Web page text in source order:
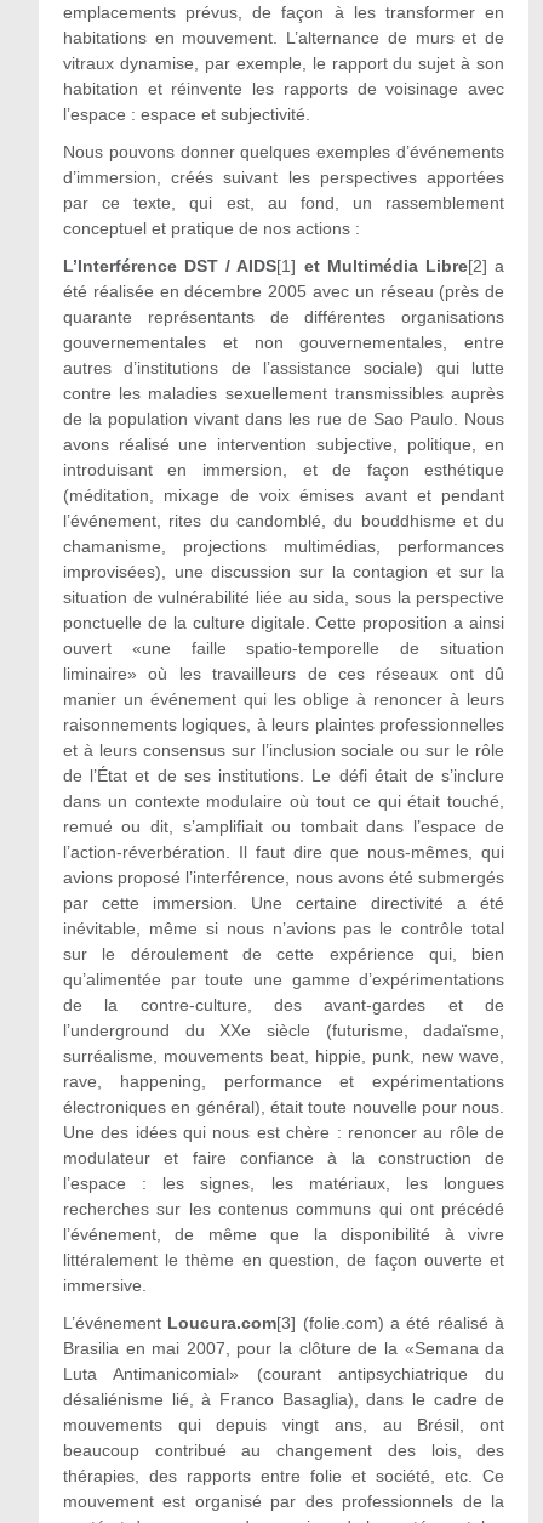
emplacements prévus, de façon à les transformer en
habitations en mouvement. L’alternance de murs et de
vitraux dynamise, par exemple, le rapport du sujet à son
habitation et réinvente les rapports de voisinage avec
l’espace : espace et subjectivité.
Nous pouvons donner quelques exemples d’événements
d’immersion, créés suivant les perspectives apportées
par ce texte, qui est, au fond, un rassemblement
conceptuel et pratique de nos actions :
L’Interférence DST / AIDS[1] et Multimédia Libre[2] a
été réalisée en décembre 2005 avec un réseau (près de
quarante représentants de différentes organisations
gouvernementales et non gouvernementales, entre
autres d’institutions de l’assistance sociale) qui lutte
contre les maladies sexuellement transmissibles auprès
de la population vivant dans les rue de Sao Paulo. Nous
avons réalisé une intervention subjective, politique, en
introduisant en immersion, et de façon esthétique
(méditation, mixage de voix émises avant et pendant
l’événement, rites du candomblé, du bouddhisme et du
chamanisme, projections multimédias, performances
improvisées), une discussion sur la contagion et sur la
situation de vulnérabilité liée au sida, sous la perspective
ponctuelle de la culture digitale. Cette proposition a ainsi
ouvert «une faille spatio-temporelle de situation
liminaire» où les travailleurs de ces réseaux ont dû
manier un événement qui les oblige à renoncer à leurs
raisonnements logiques, à leurs plaintes professionnelles
et à leurs consensus sur l’inclusion sociale ou sur le rôle
de l’État et de ses institutions. Le défi était de s’inclure
dans un contexte modulaire où tout ce qui était touché,
remué ou dit, s’amplifiait ou tombait dans l’espace de
l’action-réverbération. Il faut dire que nous-mêmes, qui
avions proposé l’interférence, nous avons été submergés
par cette immersion. Une certaine directivité a été
inévitable, même si nous n’avions pas le contrôle total
sur le déroulement de cette expérience qui, bien
qu’alimentée par toute une gamme d’expérimentations
de la contre-culture, des avant-gardes et de
l’underground du XXe siècle (futurisme, dadaïsme,
surréalisme, mouvements beat, hippie, punk, new wave,
rave, happening, performance et expérimentations
électroniques en général), était toute nouvelle pour nous.
Une des idées qui nous est chère : renoncer au rôle de
modulateur et faire confiance à la construction de
l’espace : les signes, les matériaux, les longues
recherches sur les contenus communs qui ont précédé
l’événement, de même que la disponibilité à vivre
littéralement le thème en question, de façon ouverte et
immersive.
L’événement Loucura.com[3] (folie.com) a été réalisé à
Brasilia en mai 2007, pour la clôture de la «Semana da
Luta Antimanicomial» (courant antipsychiatrique du
désaliénisme lié, à Franco Basaglia), dans le cadre de
mouvements qui depuis vingt ans, au Brésil, ont
beaucoup contribué au changement des lois, des
thérapies, des rapports entre folie et société, etc. Ce
mouvement est organisé par des professionnels de la